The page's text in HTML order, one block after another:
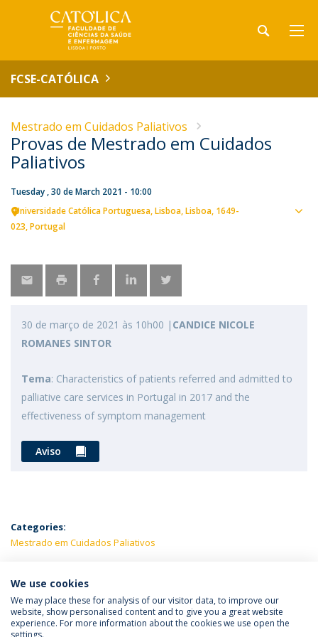
FCSE-CATÓLICA
Mestrado em Cuidados Paliativos
Provas de Mestrado em Cuidados
Paliativos
Tuesday , 30 de March 2021 - 10:00
Universidade Católica Portuguesa Lisboa Lisboa 1649-
023 Portugal
30 de março de 2021 às 10h00 | CANDICE NICOLE
ROMANES SINTOR
Tema: Characteristics of patients referred and admitted to
palliative care services in Portugal in 2017 and the
effectiveness of symptom management
Aviso
Categories:
Mestrado em Cuidados Paliativos
LATEST NEWS
Política de Privacidade
Termos e Condições
We use cookies
We may place these for analysis of our visitor data, to improve our
website, show personalised content and to give you a great website
experience. For more information about the cookies we use open the
settings.